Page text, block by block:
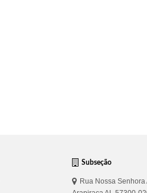
Subseção
Rua Nossa